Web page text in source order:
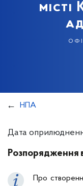
місті
НПА
Дата
Розпорядження
Про